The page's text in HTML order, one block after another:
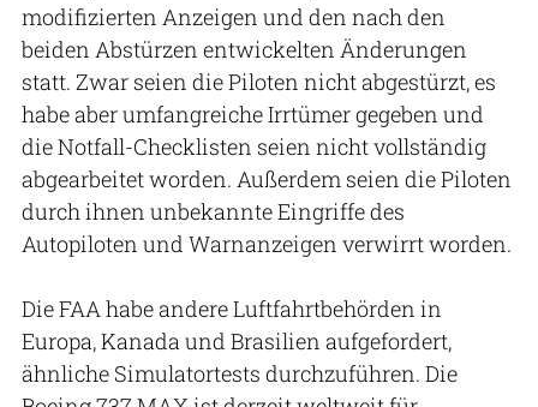
modifizierten Anzeigen und den nach den
beiden Abstürzen entwickelten Änderungen
statt. Zwar seien die Piloten nicht abgestürzt, es
habe aber umfangreiche Irrtümer gegeben und
die Notfall-Checklisten seien nicht vollständig
abgearbeitet worden. Außerdem seien die Piloten
durch ihnen unbekannte Eingriffe des
Autopiloten und Warnanzeigen verwirrt worden.
Die FAA habe andere Luftfahrtbehörden in
Europa, Kanada und Brasilien aufgefordert,
ähnliche Simulatortests durchzuführen. Die